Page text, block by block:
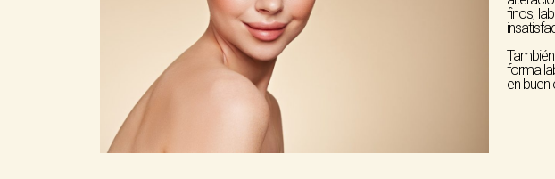
finos,
forma
en buen